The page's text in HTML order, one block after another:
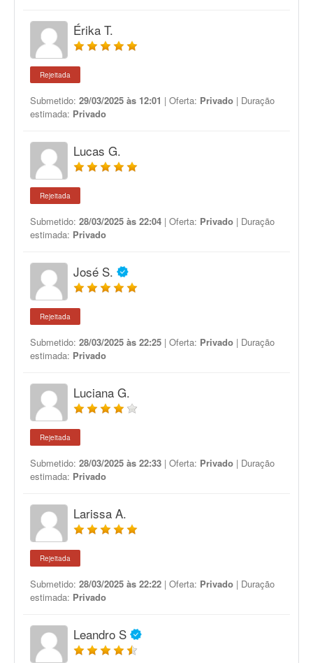
Érika T.
Rejeitada
Submetido: 29/03/2025 às 12:01 | Oferta: Privado | Duração
estimada: Privado
Lucas G.
Rejeitada
Submetido: 28/03/2025 às 22:04 | Oferta: Privado | Duração
estimada: Privado
José S.
Rejeitada
Submetido: 28/03/2025 às 22:25 | Oferta: Privado | Duração
estimada: Privado
Luciana G.
Rejeitada
Submetido: 28/03/2025 às 22:33 | Oferta: Privado | Duração
estimada: Privado
Larissa A.
Rejeitada
Submetido: 28/03/2025 às 22:22 | Oferta: Privado | Duração
estimada: Privado
Leandro S